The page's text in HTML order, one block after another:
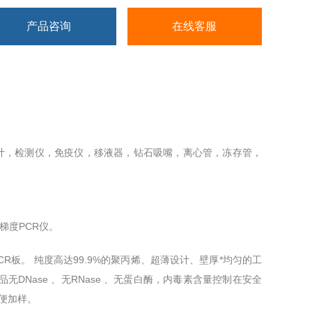
产品咨询 在线客服
检测仪，免疫仪，移液器，钻石吸嘴，离心管，冻存管，
度PCR仪。
板。 纯度高达99.9%的聚丙烯、超薄设计、壁厚*均匀的工
DNase 、无RNase 、无蛋白酶，内毒素含量控制在安全
加样。